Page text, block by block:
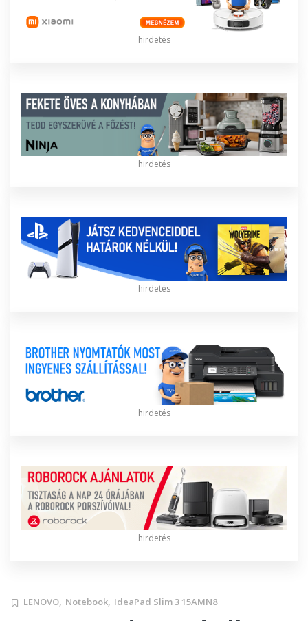
hirdetés
hirdetés
hirdetés
hirdetés
hirdetés
LENOVO, Notebook, IdeaPad Slim 3 15AMN8